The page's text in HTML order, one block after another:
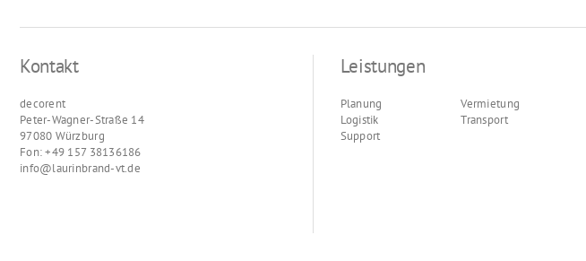
Kontakt
decorent
Peter-Wagner-Straße 14
97080 Würzburg
Fon: +49 157 38136186
info@laurinbrand-vt.de
Leistungen
Planung
Logistik
Support
Vermietung
Transport